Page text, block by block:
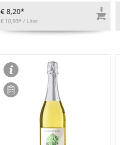
€ 8,20*
€ 10,93* / Liter